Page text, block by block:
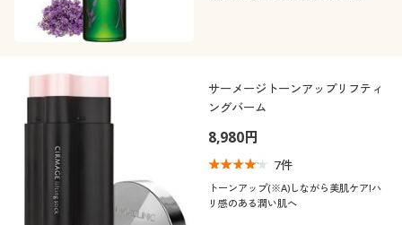
サーメージトーンアップリフティ
ングバーム
8,980円
7件
トーンアップ(※A)しながら美肌ケア!ハ
リ感のある潤い肌へ